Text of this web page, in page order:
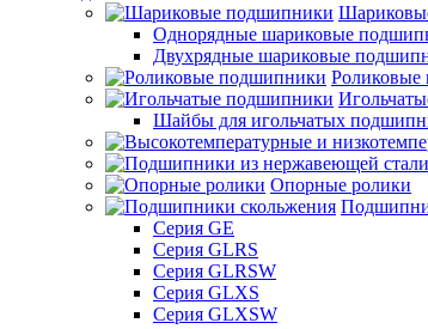
Однорядные шариковые
Двухрядные шариковые
Шайбы для игольчатых
Опорные ролики
Серия GE
Серия GLRS
Серия GLRSW
Серия GLXS
Серия GLXSW